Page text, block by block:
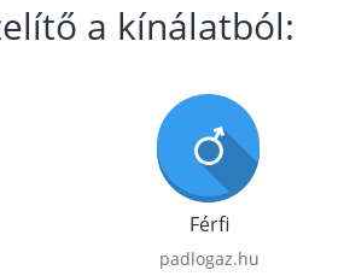
a kínálatból:
Férfi
padlogaz.hu